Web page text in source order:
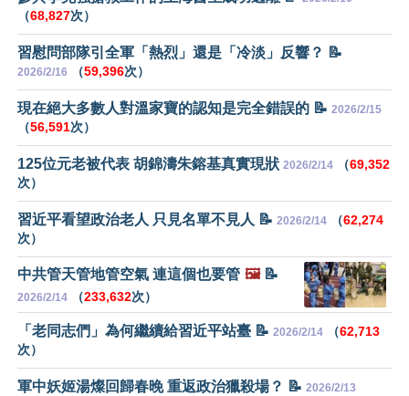
（68,827次）
習慰問部隊引全軍「熱烈」還是「冷淡」反響？ 📝
2026/2/16 （59,396次）
現在絕大多數人對溫家寶的認知是完全錯誤的 📝 2026/2/15
（56,591次）
125位元老被代表 胡錦濤朱鎔基真實現狀 2026/2/14 （69,352
次）
習近平看望政治老人 只見名單不見人 📝 2026/2/14 （62,274
次）
中共管天管地管空氣 連這個也要管 🖼️📝
2026/2/14 （233,632次）
「老同志們」為何繼續給習近平站臺 📝 2026/2/14 （62,713
次）
軍中妖姬湯燦回歸春晚 重返政治獵殺場？ 📝 2026/2/13